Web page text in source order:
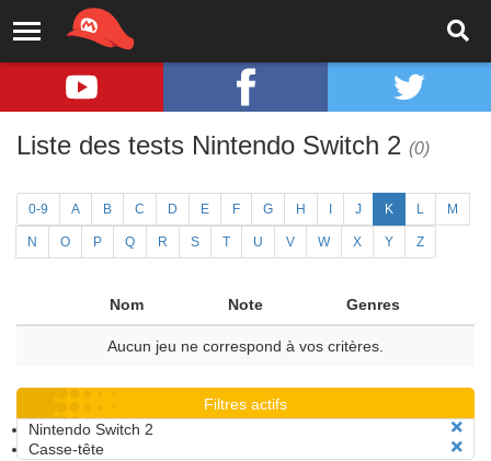
Liste des tests Nintendo Switch 2 (0)
0-9 A B C D E F G H J K L M
N O P Q R S T U V W X Y Z
Nom Note Genres
Aucun jeu ne correspond à vos critères.
Filtres actifs
Nintendo Switch 2
Casse-tête